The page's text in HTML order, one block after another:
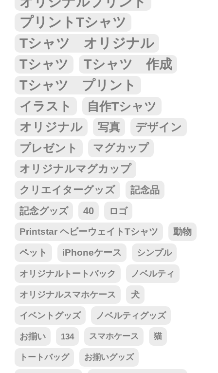
プリントTシャツ
Tシャツ オリジナル
Tシャツ
Tシャツ 作成
Tシャツ プリント
イラスト 自作Tシャツ
オリジナル 写真
デザイン
プレゼント
マグカップ
オリジナルマグカップ
クリエイターグッズ
記念品
記念グッズ
40 ロゴ
Printstar ヘビーウェイトTシャツ 動物
ペット iPhoneケース シンプル
オリジナルトートバック ノベルティ
オリジナルスマホケース 犬
イベントグッズ ノベルティグッズ
お揃い 134 スマホケース 猫
トートバッグ お揃いグッズ